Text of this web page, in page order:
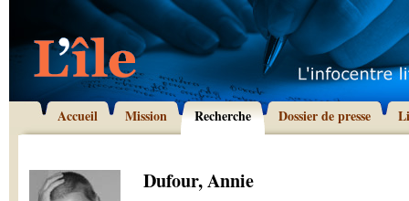
Accueil Mission Recherche Dossier de presse
Dufour, Annie